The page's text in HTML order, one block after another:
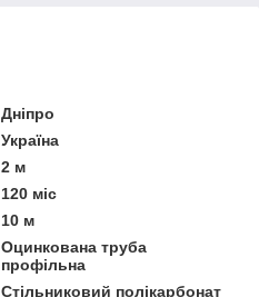
Дніпро
Україна
2 м
120 міс
10 м
Оцинкована труба
профільна
Стільниковий полікарбонат